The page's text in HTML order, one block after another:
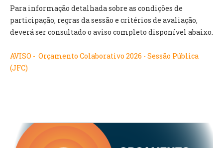
SUBVENÇÕES PÚBLICAS
SERVIÇOS
ATESTADOS
VENDA AMBULANTE
Para informação detalhada sobre as condições de
participação, regras da sessão e critérios de avaliação,
deverá ser consultado o aviso completo disponível abaixo.
AVISO - Orçamento Colaborativo 2026 - Sessão Pública
(JFC)